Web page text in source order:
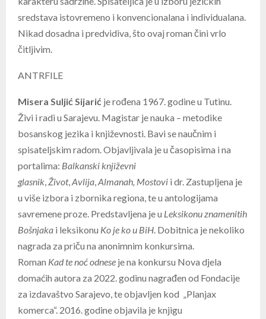
sredstava istovremeno i konvencionalana i individualana.
Nikad dosadna i predvidiva, što ovaj roman čini vrlo
čitljivim.
ANTRFILE
Misera Suljić Sijarić je rođena 1967. godine u Tutinu.
Živi i radi u Sarajevu. Magistar je nauka – metodike
bosanskog jezika i književnosti. Bavi se naučnim i
spisateljskim radom. Objavljivala je u časopisima i na
portalima: Balkanski književni
glasnik Život, Avlija Almanah, Mostovi i dr. Zastupljena je
u više izbora i zbornika regiona, te u antologijama
savremene proze. Predstavljena je u Leksikonu znamenitih
Bošnjaka i leksikonu Ko je ko u BiH . Dobitnica je nekoliko
nagrada za priču na anonimnim konkursima.
Roman Kadte noćodnese je na konkursu Nova djela
domaćih autora za 2022. godinu nagrađen od Fondacije
za izdavaštvo Sarajevo, te objavljen kod „Planjax
komerca“. 2016. godine objavila je knjigu